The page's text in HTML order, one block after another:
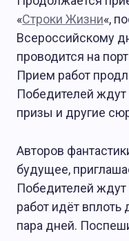
«Строки Жизни«,
Всероссийскому
проводится на
Прием работ
Победителей
призы и другие
Авторов
будущее,
Победителей
работ идёт вплоть
пара дней.